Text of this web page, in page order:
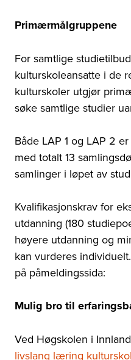
Primærmålgruppene
For samtlige
kulturskoleansatte i de
kulturskoler utgjør
søke samtlige studier
Både LAP 1 og LAP 2
med totalt 13
samlinger i løpet av
Kvalifikasjonskrav for
utdanning (180
høyere utdanning og
kan vurderes
på påmeldingssida:
Mulig bro til
Ved Høgskolen i
livslang læring